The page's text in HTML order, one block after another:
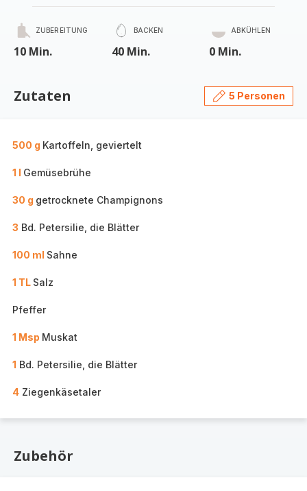
ZUBEREITUNG
10 Min.
BACKEN
40 Min.
ABKÜHLEN
0 Min.
Zutaten 5 Personen
500 g Kartoffeln, geviertelt
1 l Gemüsebrühe
30 g getrocknete Champignons
3 Bd. Petersilie, die Blätter
100 ml Sahne
1 TL Salz
Pfeffer
1 Msp Muskat
1 Bd. Petersilie, die Blätter
4 Ziegenkäsetaler
Zubehör